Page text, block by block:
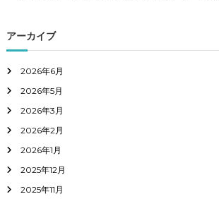
アーカイブ
2026年6月
2026年5月
2026年3月
2026年2月
2026年1月
2025年12月
2025年11月